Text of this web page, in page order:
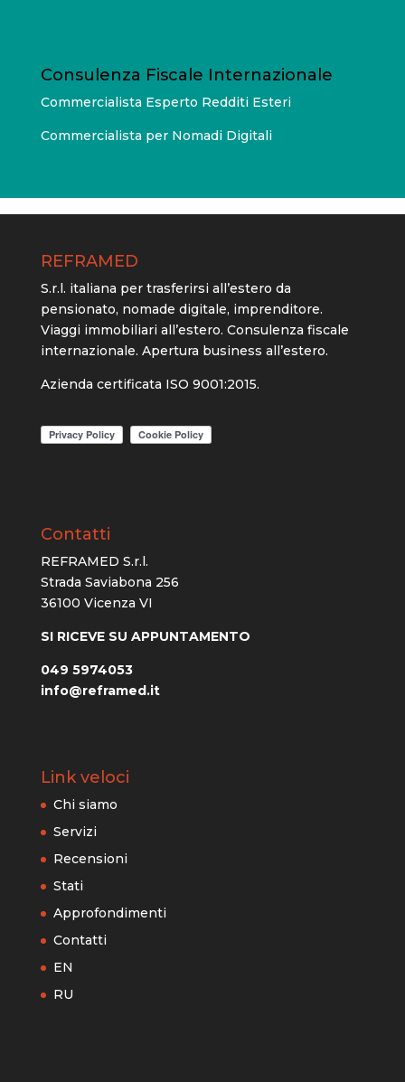
Consulenza Fiscale Internazionale
Commercialista Esperto Redditi Esteri
Commercialista per Nomadi Digitali
REFRAMED
S.r.l. italiana per trasferirsi all’estero da
pensionato, nomade digitale, imprenditore.
Viaggi immobiliari all’estero. Consulenza fiscale
internazionale. Apertura business all’estero.
Azienda certificata ISO 9001:2015.
Contatti
REFRAMED S.r.l.
Strada Saviabona 256
36100 Vicenza VI
SI RICEVE SU APPUNTAMENTO
049 5974053
info@reframed.it
Link veloci
Chi siamo
Servizi
Recensioni
Stati
Approfondimenti
Contatti
EN
RU